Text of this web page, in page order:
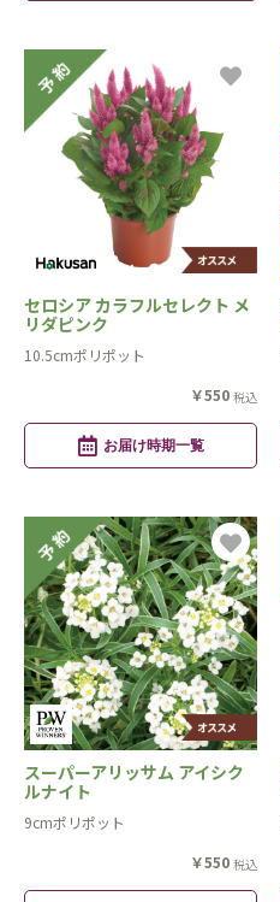
セロシア カラフルセレクト メ
リダピンク
10.5cmポリポット
￥550 税込
お届け時期一覧
スーパーアリッサム アイシク
ルナイト
9cmポリポット
￥550 税込